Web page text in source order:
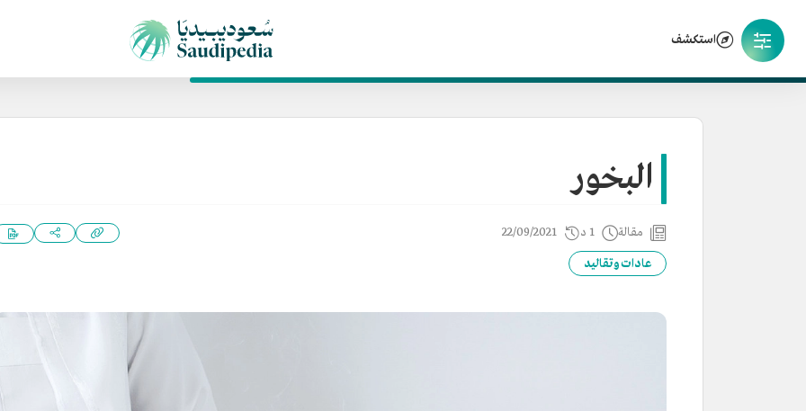
استكشف
البخور
مقالة 1 د 22/09/2021
عادات وتقاليد